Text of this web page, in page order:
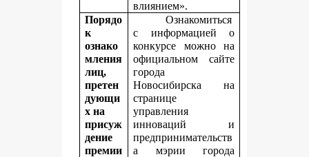
влиянием».
Порядо
к
ознако
мления
лиц,
претен
дующи
х на
присуж
дение
премии
Ознакомиться
с информацией о
конкурсе можно на
официальном сайте
города
Новосибирска на
странице
управления
инноваций и
предпринимательств
а мэрии города